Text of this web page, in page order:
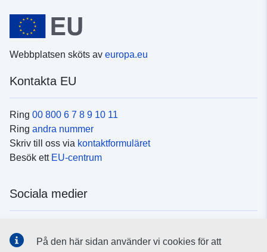
Webbplatsen sköts av europa.eu
Kontakta EU
Ring 00 800 6 7 8 9 10 11
Ring andra nummer
Skriv till oss via kontaktformuläret
Besök ett EU-centrum
Sociala medier
På den här sidan använder vi cookies för att